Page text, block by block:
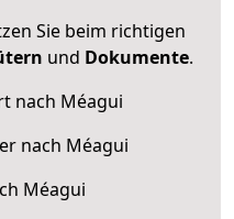
Sie beim richtigen
und Dokumente.
nach Méagui
nach Méagui
Méagui